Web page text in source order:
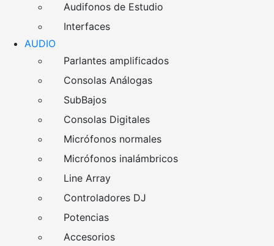
Audifonos de Estudio
Interfaces
AUDIO
Parlantes amplificados
Consolas Análogas
SubBajos
Consolas Digitales
Micrófonos normales
Micrófonos inalámbricos
Line Array
Controladores DJ
Potencias
Accesorios